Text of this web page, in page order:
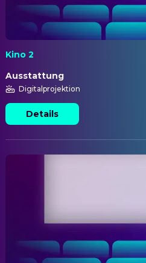
Kino 2
Ausstattung
Digitalprojektion
Details